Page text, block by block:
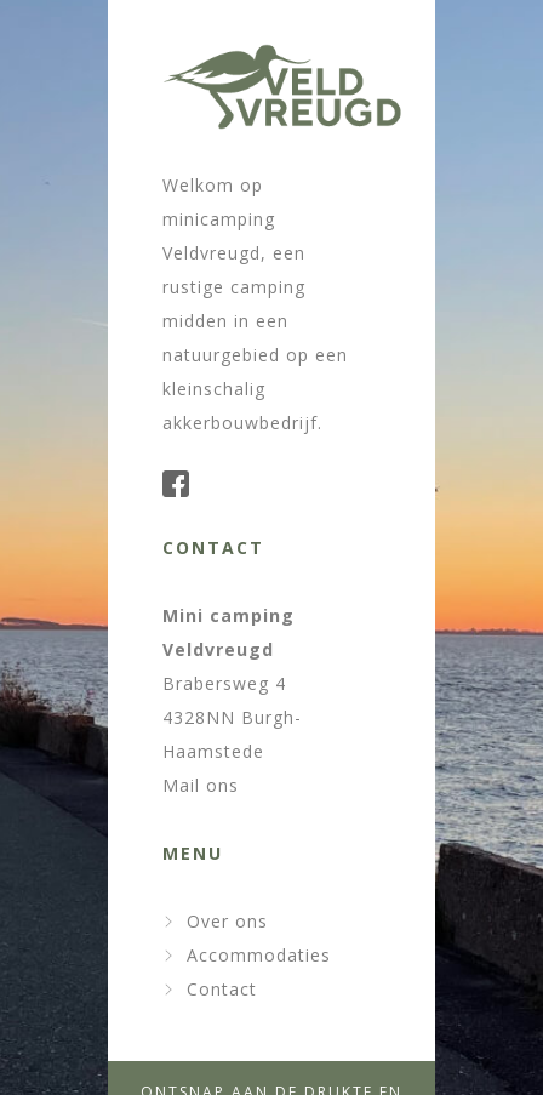
Welkom op
minicamping
Veldvreugd, een
rustige camping
midden in een
natuurgebied op een
kleinschalig
akkerbouwbedrijf.
CONTACT
Mini camping
Veldvreugd
Brabersweg 4
4328NN Burgh-
Haamstede
Mail ons
MENU
Over ons
Accommodaties
Contact